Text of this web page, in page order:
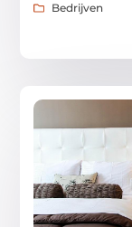
Bedrijven